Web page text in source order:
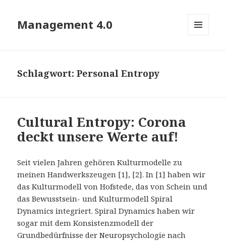
Management 4.0
Schlagwort:Personal Entropy
Cultural Entropy: Corona
deckt unsere Werte auf!
Seit vielen Jahren gehören Kulturmodelle zu
meinen Handwerkszeugen [1], [2]. In [1] haben wir
das Kulturmodell von Hofstede, das von Schein und
das Bewusstsein- und Kulturmodell Spiral
Dynamics integriert. Spiral Dynamics haben wir
sogar mit dem Konsistenzmodell der
Grundbedürfnisse der Neuropsychologie nach